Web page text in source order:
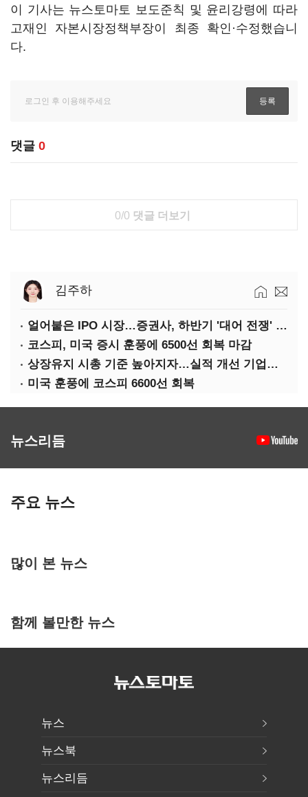
이 기사는 뉴스토마토 보도준칙 및 윤리강령에 따라
고재인 자본시장정책부장이 최종 확인·수정했습니
다.
댓글 0
0/0 댓글 더보기
김주하
얼어붙은 IPO 시장…증권사, 하반기 '대어 전쟁' 기대
코스피, 미국 증시 훈풍에 6500선 회복 마감
상장유지 시총 기준 높아지자…실적 개선 기업도 '관리종목'
미국 훈풍에 코스피 6600선 회복
뉴스리듬
주요 뉴스
많이 본 뉴스
함께 볼만한 뉴스
뉴스
뉴스북
뉴스리듬